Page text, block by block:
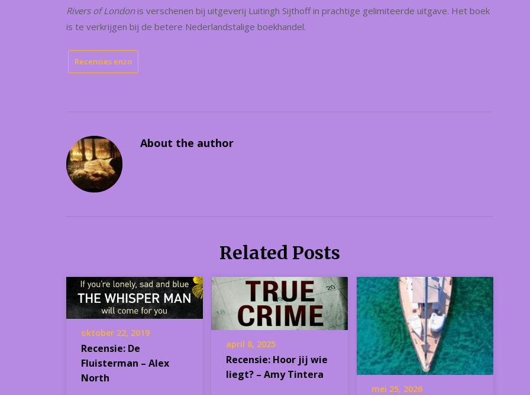
Rivers of Londonis verschenen bij uitgeverij Luitingh Sijthoff in prachtige gelimiteerde uitgave. Het boek
is te verkrijgen bij de betere Nederlandstalige boekhandel.
Recensies enzo
About the author
Related Posts
oktober 22, 2019
Recensie: De
Fluisterman – Alex
North
april 8, 2025
Recensie: Hoor jij wie
liegt? – Amy Tintera
mei 25, 2026